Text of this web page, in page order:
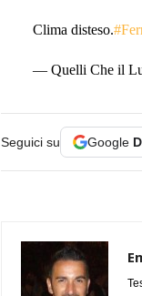
Clima disteso.
— Quelli Che il
Seguici su Google